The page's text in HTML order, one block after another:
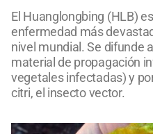
El Huanglongbing (HLB)
enfermedad más
nivel mundial. Se difunde
material de propagación
vegetales infectadas) y
citri, el insecto vector.